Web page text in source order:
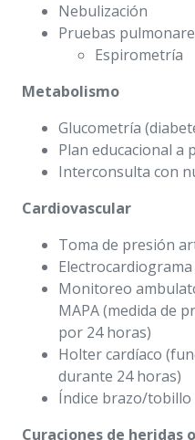
Nebulización
Pruebas
Espirometría
Metabolismo
Glucometría
Plan educacional a
Interconsulta con
Cardiovascular
Toma de presión
Electrocardiograma
Monitoreo
MAPA (medida de
por 24 horas)
Holter cardíaco
durante 24 horas)
Índice brazo/
Curaciones de heridas